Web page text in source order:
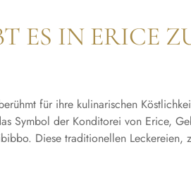
ES IN ERICE
für ihre kulinarischen
Symbol der Konditorei von Erice,
Diese traditionellen Leckereien,